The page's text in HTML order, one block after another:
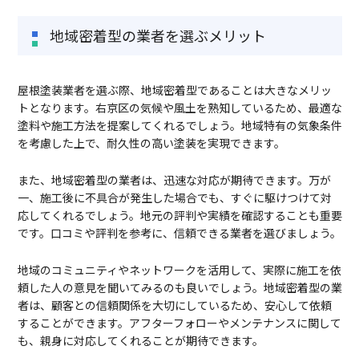
地域密着型の業者を選ぶメリット
屋根塗装業者を選ぶ際、地域密着型であることは大きなメリッ
トとなります。右京区の気候や風土を熟知しているため、最適な
塗料や施工方法を提案してくれるでしょう。地域特有の気象条件
を考慮した上で、耐久性の高い塗装を実現できます。
また、地域密着型の業者は、迅速な対応が期待できます。万が
一、施工後に不具合が発生した場合でも、すぐに駆けつけて対
応してくれるでしょう。地元の評判や実績を確認することも重要
です。口コミや評判を参考に、信頼できる業者を選びましょう。
地域のコミュニティやネットワークを活用して、実際に施工を依
頼した人の意見を聞いてみるのも良いでしょう。地域密着型の業
者は、顧客との信頼関係を大切にしているため、安心して依頼
することができます。アフターフォローやメンテナンスに関して
も、親身に対応してくれることが期待できます。